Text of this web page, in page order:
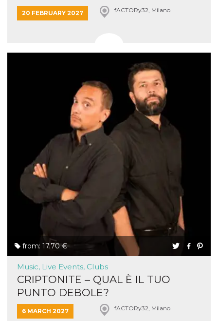
20 FEBRUARY 2027 fACTORy32, Milano
from: 17.70 €
Music, Live Events, Clubs
CRIPTONITE – QUAL È IL TUO
PUNTO DEBOLE?
6 MARCH 2027 fACTORy32, Milano